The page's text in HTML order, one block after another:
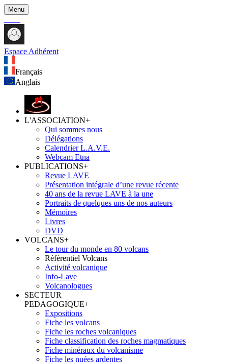
Menu
Espace Adhérent
Français
Anglais
L'ASSOCIATION+
Qui sommes nous
Délégations
Calendrier L.A.V.E.
Webcam Etna
PUBLICATIONS+
Revue LAVE
Présentation intégrale d’une revue récente
40 ans de la revue LAVE à la une
Portraits de quelques uns de nos auteurs
Mémoires
Livres
DVD
VOLCANS+
Le tour du monde en 80 volcans
Référentiel Volcans
Activité volcanique
Info-Lave
Volcanologues
SECTEUR
PEDAGOGIQUE+
Expositions
Fiche les volcans
Fiche les roches volcaniques
Fiche classification des roches magmatiques
Fiche minéraux du volcanisme
Fiche les nuées ardentes